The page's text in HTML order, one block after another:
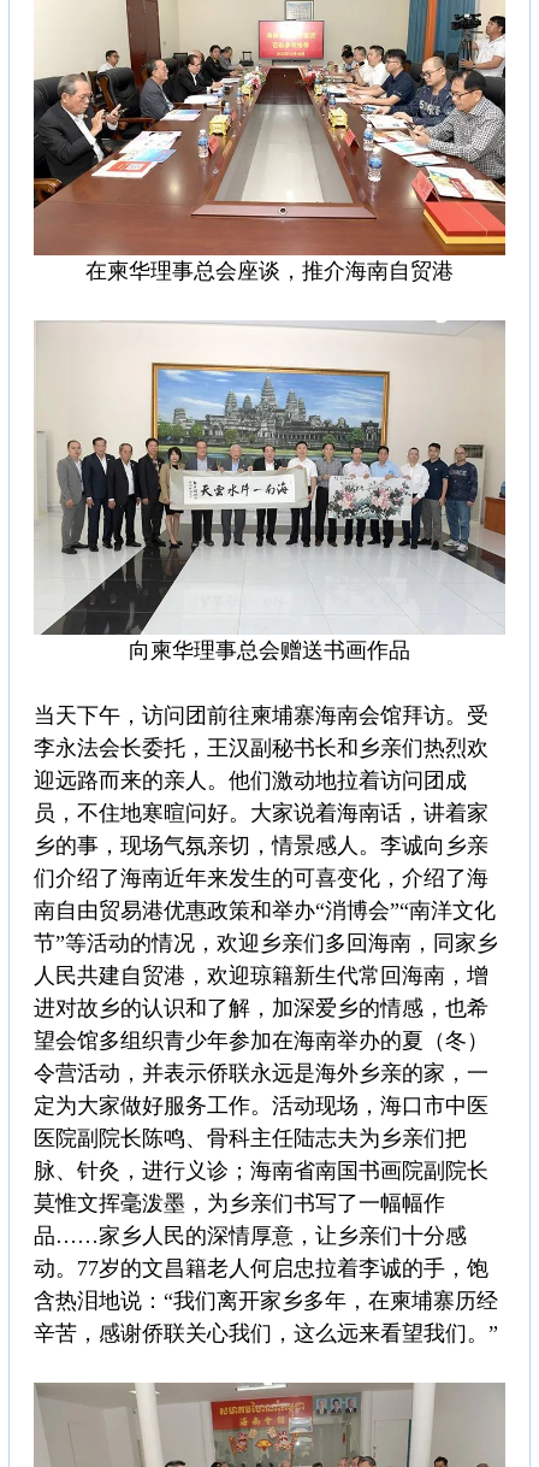
在柬华理事总会座谈，推介海南自贸港
向柬华理事总会赠送书画作品
当天下午，访问团前往柬埔寨海南会馆拜访。受
李永法会长委托，王汉副秘书长和乡亲们热烈欢
迎远路而来的亲人。他们激动地拉着访问团成
员，不住地寒暄问好。大家说着海南话，讲着家
乡的事，现场气氛亲切，情景感人。李诚向乡亲
们介绍了海南近年来发生的可喜变化，介绍了海
南自由贸易港优惠政策和举办“消博会”“南洋文化
节”等活动的情况，欢迎乡亲们多回海南，同家乡
人民共建自贸港，欢迎琼籍新生代常回海南，增
进对故乡的认识和了解，加深爱乡的情感，也希
望会馆多组织青少年参加在海南举办的夏（冬）
令营活动，并表示侨联永远是海外乡亲的家，一
定为大家做好服务工作。活动现场，海口市中医
医院副院长陈鸣、骨科主任陆志夫为乡亲们把
脉、针灸，进行义诊；海南省南国书画院副院长
莫惟文挥毫泼墨，为乡亲们书写了一幅幅作
品……家乡人民的深情厚意，让乡亲们十分感
动。77岁的文昌籍老人何启忠拉着李诚的手，饱
含热泪地说：“我们离开家乡多年，在柬埔寨历经
辛苦，感谢侨联关心我们，这么远来看望我们。”